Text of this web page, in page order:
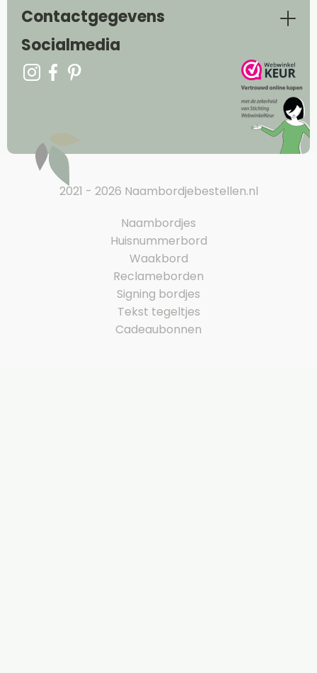
Contactgegevens
Socialmedia
2021 - 2026 Naambordjebestellen.nl
Naambordjes
Huisnummerbord
Waakbord
Reclameborden
Signing bordjes
Tekst tegeltjes
Cadeaubonnen